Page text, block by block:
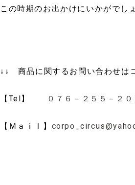
この時期のお出かけにいかがでし
↓↓ 商品に関するお問い合わせは
【Tel】 ０７６－２５５－２０
【Ｍａｉｌ】